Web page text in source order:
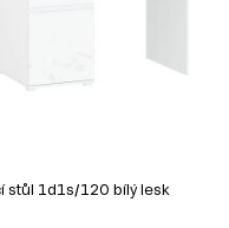
Vyrábí se lisováním
s přidáním
stůl 1d1s/120 bílý lesk